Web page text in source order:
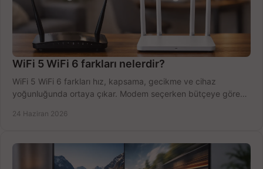
WiFi 5 WiFi 6 farkları nelerdir?
WiFi 5 WiFi 6 farkları hız, kapsama, gecikme ve cihaz
yoğunluğunda ortaya çıkar. Modem seçerken bütçeye göre
24 Haziran 2026